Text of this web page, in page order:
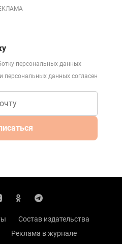
персональных данных
персональных данных согласен
Состав издательства
Реклама в журнале